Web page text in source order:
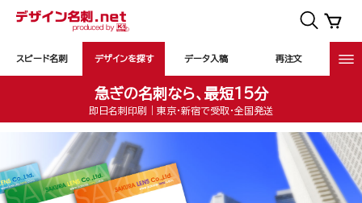
スピード名刺 デザインを探す データ入稿 再注文
急ぎの名刺なら、最短15分
即日名刺印刷｜東京・新宿で受取・全国発送